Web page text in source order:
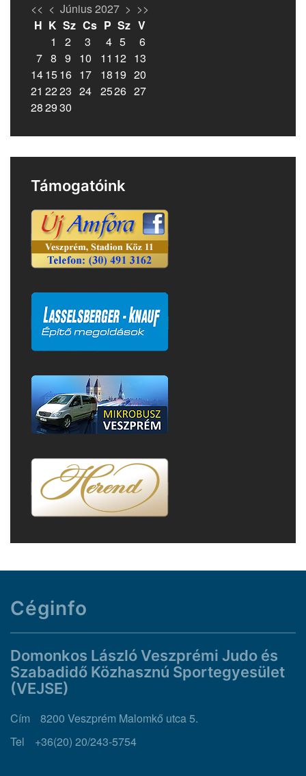
<< < Június 2027 > >>
H K Sz Cs P Sz V
1
2 3 4 5
6
7 8 9 10 11 12 13
141516 17 1819 20
21 2223 24 2526 27
282930
Támogatóink
Céginfo
Domonkos László Veszprémi Judo és
Szabadidő Közhasznú Sportegyesület
(VEJSE)
Cím
8200 Veszprém Malomkő utca 5.
Tel
+36(20) 20/243-5754